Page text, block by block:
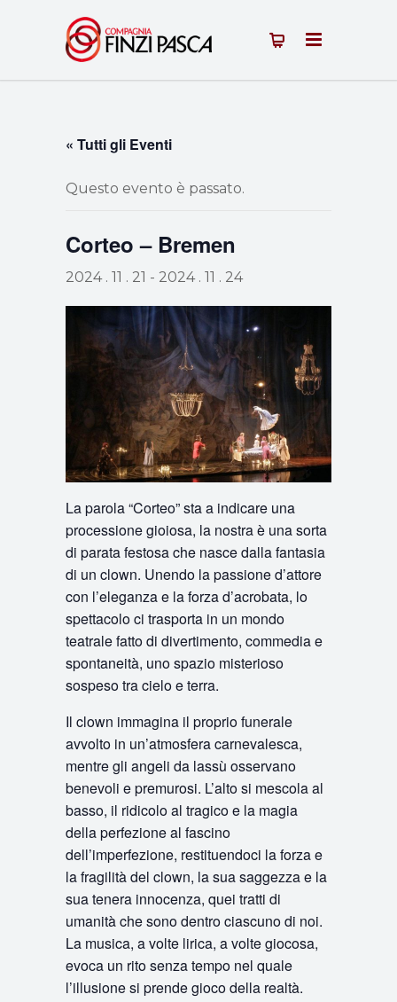
« Tutti gli Eventi
Questo evento è passato.
Corteo – Bremen
2024 . 11 . 21 - 2024 . 11 . 24
La parola “Corteo” sta a indicare una
processione gioiosa, la nostra è una sorta
di parata festosa che nasce dalla fantasia
di un clown. Unendo la passione d’attore
con l’eleganza e la forza d’acrobata, lo
spettacolo ci trasporta in un mondo
teatrale fatto di divertimento, commedia e
spontaneità, uno spazio misterioso
sospeso tra cielo e terra.
Il clown immagina il proprio funerale
avvolto in un’atmosfera carnevalesca,
mentre gli angeli da lassù osservano
benevoli e premurosi. L’alto si mescola al
basso, il ridicolo al tragico e la magia
della perfezione al fascino
dell’imperfezione, restituendoci la forza e
la fragilità del clown, la sua saggezza e la
sua tenera innocenza, quei tratti di
umanità che sono dentro ciascuno di noi.
La musica, a volte lirica, a volte giocosa,
evoca un rito senza tempo nel quale
l’illusione si prende gioco della realtà.